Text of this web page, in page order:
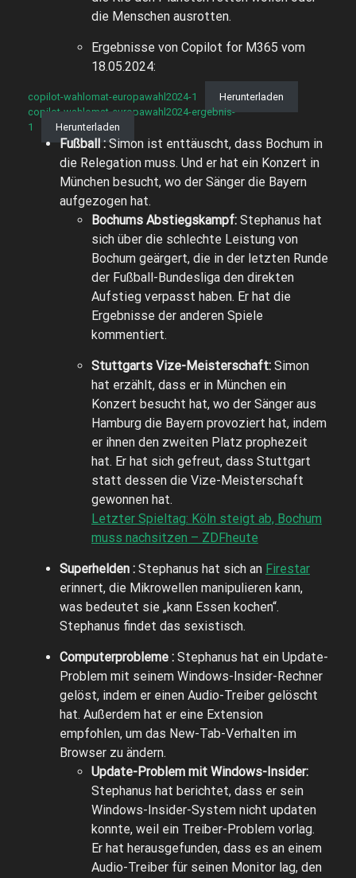
die Menschen ausrotten.
Ergebnisse von Copilot for M365 vom
18.05.2024:
copilot-wahlomat-europawahl2024-1
Herunterladen
copilot-wahlomat-europawahl2024-ergebnis-
1
Herunterladen
Fußball :Simon ist enttäuscht, dass Bochum in
die Relegation muss. Und er hat ein Konzert in
München besucht, wo der Sänger die Bayern
aufgezogen hat.
Bochums Abstiegskampf: Stephanus hat
sich über die schlechte Leistung von
Bochum geärgert, die in der letzten Runde
der Fußball-Bundesliga den direkten
Aufstieg verpasst haben. Er hat die
Ergebnisse der anderen Spiele
kommentiert.
Stuttgarts Vize-Meisterschaft: Simon
hat erzählt, dass er in München ein
Konzert besucht hat, wo der Sänger aus
Hamburg die Bayern provoziert hat, indem
er ihnen den zweiten Platz prophezeit
hat. Er hat sich gefreut, dass Stuttgart
statt dessen die Vize-Meisterschaft
gewonnen hat.
Letzter Spieltag: Köln steigt ab, Bochum
muss nachsitzen – ZDFheute
Superhelden : Stephanus hat sich an Firestar
erinnert, die Mikrowellen manipulieren kann,
was bedeutet sie „kann Essen kochen“.
Stephanus findet das sexistisch.
Computerprobleme : Stephanus hat ein Update-
Problem mit seinem Windows-Insider-Rechner
gelöst, indem er einen Audio-Treiber gelöscht
hat. Außerdem hat er eine Extension
empfohlen, um das New-Tab-Verhalten im
Browser zu ändern.
Update-Problem mit Windows-Insider:
Stephanus hat berichtet, dass er sein
Windows-Insider-System nicht updaten
konnte, weil ein Treiber-Problem vorlag.
Er hat herausgefunden, dass es an einem
Audio-Treiber für seinen Monitor lag, den